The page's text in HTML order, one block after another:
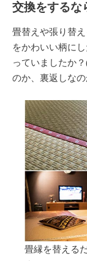
交換をするな
畳替えや張り替
をかわいい柄に
っていましたか
のか、裏返しな
畳縁を替える